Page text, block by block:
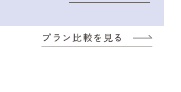
プラン比較を見る